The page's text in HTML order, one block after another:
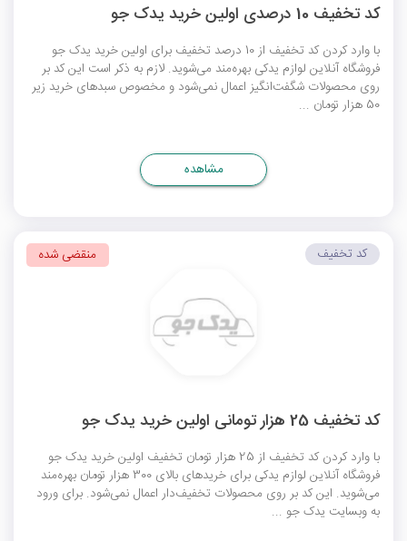
کد تخفیف 10 درصدی اولین خرید یدک جو
با وارد کردن کد تخفیف از 10 درصد تخفیف برای اولین خرید یدک جو
فروشگاه آنلاین لوازم یدکی بهره‌مند می‌شوید. لازم به ذکر است این کد بر
روی محصولات شگفت‌انگیز اعمال نمی‌شود و مخصوص سبدهای خرید زیر
50 هزار تومان ...
مشاهده
کد تخفیف 25 هزار تومانی اولین خرید یدک جو
با وارد کردن کد تخفیف از 25 هزار تومان تخفیف اولین خرید یدک جو
فروشگاه آنلاین لوازم یدکی برای خریدهای بالای 300 هزار تومان بهره‌مند
می‌شوید. این کد بر روی محصولات تخفیف‌دار اعمال نمی‌شود. برای ورود
به وبسایت یدک جو ...
کد تخفیف منقضی شده